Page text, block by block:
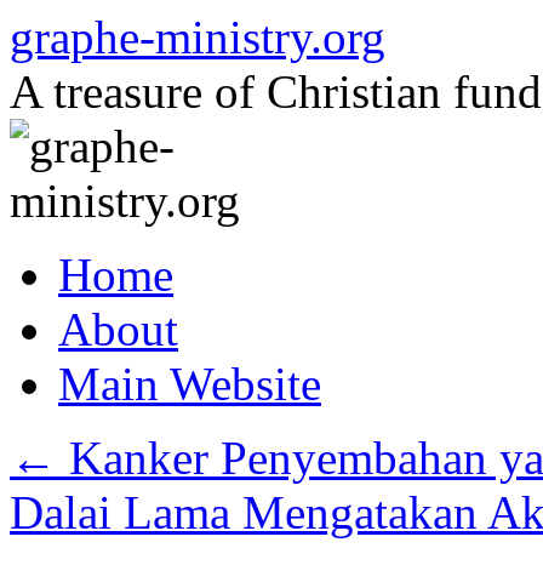
to
content
graphe-ministry.org
A treasure of Christian
Home
About
Main Website
← Kanker Penyembahan
Dalai Lama Mengatakan